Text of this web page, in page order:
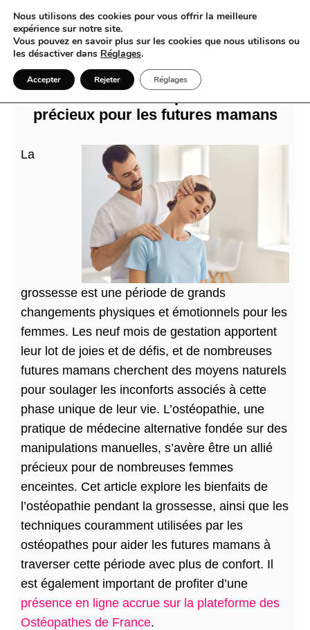
L’annuaire Ostéopathe France :
précieux pour les futures mamans
La
grossesse est une période de grands
changements physiques et émotionnels pour les
femmes. Les neuf mois de gestation apportent
leur lot de joies et de défis, et de nombreuses
futures mamans cherchent des moyens naturels
pour soulager les inconforts associés à cette
phase unique de leur vie. L’ostéopathie, une
pratique de médecine alternative fondée sur des
manipulations manuelles, s’avère être un allié
précieux pour de nombreuses femmes
enceintes. Cet article explore les bienfaits de
l’ostéopathie pendant la grossesse, ainsi que les
techniques couramment utilisées par les
ostéopathes pour aider les futures mamans à
traverser cette période avec plus de confort. Il
est également important de profiter d’une
présence en ligne accrue sur la plateforme des
Ostéopathes de France.
Nous utilisons des cookies pour vous offrir la meilleure
expérience sur notre site.
Vous pouvez en savoir plus sur les cookies que nous utilisons ou
les désactiver dans Réglages.
Accepter Rejeter Réglages